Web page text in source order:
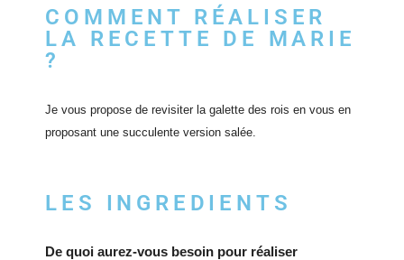
COMMENT RÉALISER
LA RECETTE DE MARIE
?
Je vous propose de revisiter la galette des rois en vous en
proposant une succulente version salée.
LES INGREDIENTS
De quoi aurez-vous besoin pour réaliser